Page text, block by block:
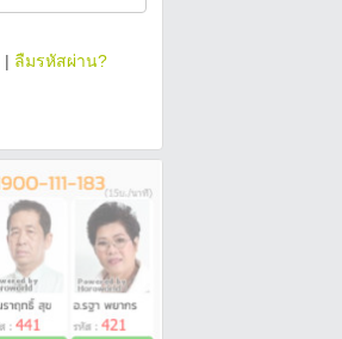
| ลืมรหัสผ่าน?